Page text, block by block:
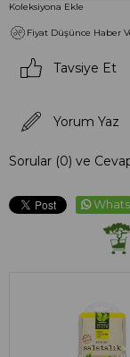
Koleksiyona Ekle
Fiyat Düşünce Haber
Tavsiye Et
Yorum Yaz
Sorular (0) ve